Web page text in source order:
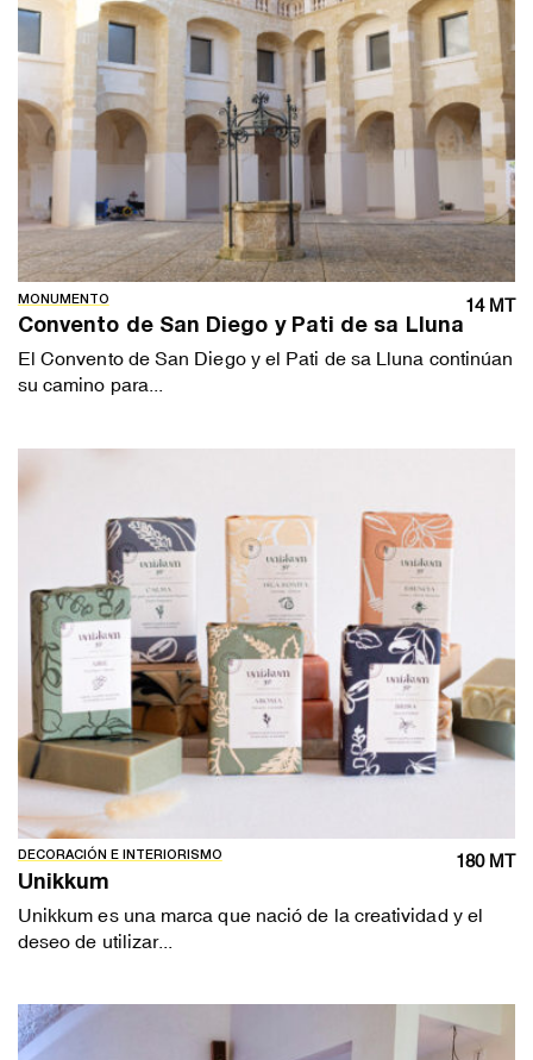
MONUMENTO 14 MT
Convento de San Diego y Pati de sa Lluna
El Convento de San Diego y el Pati de sa Lluna continúan
su camino para...
DECORACIÓN E INTERIORISMO 180 MT
Unikkum
Unikkum es una marca que nació de la creatividad y el
deseo de utilizar...